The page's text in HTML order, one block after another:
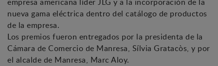
nueva gama eléctrica dentro del catálogo de productos
de la empresa.
Los premios fueron entregados por la presidenta de la
Cámara de Comercio de Manresa, Sílvia Gratacòs, y por
el alcalde de Manresa, Marc Aloy.